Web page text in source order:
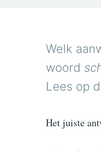
Welk
woord
Lees op
Het juiste